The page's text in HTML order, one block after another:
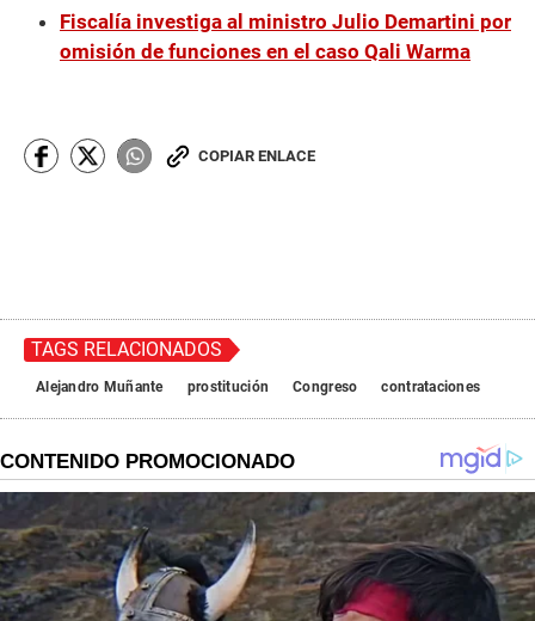
Fiscalía investiga al ministro Julio Demartini por
omisión de funciones en el caso Qali Warma
COPIAR ENLACE
TAGS RELACIONADOS
Alejandro Muñante prostitución Congreso contrataciones